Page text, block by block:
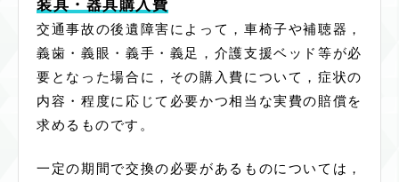
装具・器具購入費
交通事故の後遺障害によって，車椅子や補聴器，
義歯・義眼・義手・義足，介護支援ベッド等が必
要となった場合に，その購入費について，症状の
内容・程度に応じて必要かつ相当な実費の賠償を
求めるものです。
一定の期間で交換の必要があるものについては，